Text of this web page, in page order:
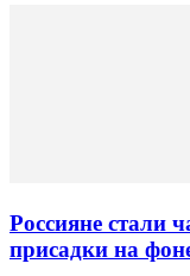
Россияне стали
присадки на